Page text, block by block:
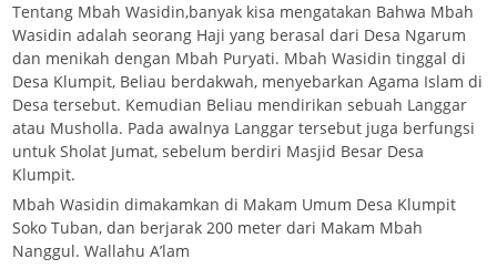
Tentang Mbah Wasidin,banyak kisa mengatakan Bahwa Mbah
Wasidin adalah seorang Haji yang berasal dari Desa Ngarum
dan menikah dengan Mbah Puryati. Mbah Wasidin tinggal di
Desa Klumpit, Beliau berdakwah, menyebarkan Agama Islam di
Desa tersebut. Kemudian Beliau mendirikan sebuah Langgar
atau Musholla. Pada awalnya Langgar tersebut juga berfungsi
untuk Sholat Jumat, sebelum berdiri Masjid Besar Desa
Klumpit.
Mbah Wasidin dimakamkan di Makam Umum Desa Klumpit
Soko Tuban, dan berjarak 200 meter dari Makam Mbah
Nanggul. Wallahu A’lam